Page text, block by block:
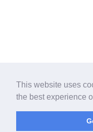
This website uses
the best experience